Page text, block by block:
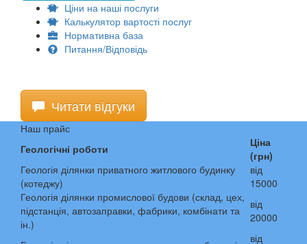
Ціни на наші послуги
Калькулятор вартості послуг
Нормативна база
Питання/Відповідь
Читати відгуки
Наш прайс
Геологічні роботи
Ціна
(грн)
Геологія ділянки приватного житлового будинку
(котеджу)
від
15000
Геологія ділянки промислової будови (склад, цех,
підстанція, автозаправки, фабрики, комбінати та
ін.)
від
20000
від